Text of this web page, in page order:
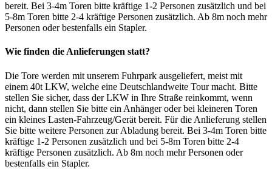
bereit. Bei 3-4m Toren bitte kräftige 1-2 Personen zusätzlich und bei
5-8m Toren bitte 2-4 kräftige Personen zusätzlich. Ab 8m noch mehr
Personen oder bestenfalls ein Stapler.
Wie finden die Anlieferungen statt?
Die Tore werden mit unserem Fuhrpark ausgeliefert, meist mit
einem 40t LKW, welche eine Deutschlandweite Tour macht. Bitte
stellen Sie sicher, dass der LKW in Ihre Straße reinkommt, wenn
nicht, dann stellen Sie bitte ein Anhänger oder bei kleineren Toren
ein kleines Lasten-Fahrzeug/Gerät bereit. Für die Anlieferung stellen
Sie bitte weitere Personen zur Abladung bereit. Bei 3-4m Toren bitte
kräftige 1-2 Personen zusätzlich und bei 5-8m Toren bitte 2-4
kräftige Personen zusätzlich. Ab 8m noch mehr Personen oder
bestenfalls ein Stapler.